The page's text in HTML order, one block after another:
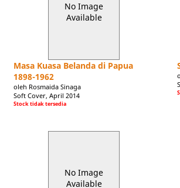
No Image
Available
Masa Kuasa Belanda di Papua
1898-1962
oleh Rosmaida Sinaga
Soft Cover, April 2014
Stock tidak tersedia
No Image
Available